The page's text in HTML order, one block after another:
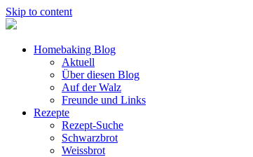
Skip to content
Homebaking Blog
Aktuell
Über diesen Blog
Auf der Walz
Freunde und Links
Rezepte
Rezept-Suche
Schwarzbrot
Weissbrot